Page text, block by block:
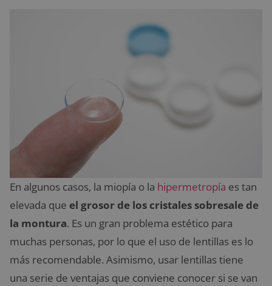
En algunos casos, la miopía o la hipermetropía es tan
elevada que el grosor de los cristales sobresale de
la montura. Es un gran problema estético para
muchas personas, por lo que el uso de lentillas es lo
más recomendable. Asimismo, usar lentillas tiene
una serie de ventajas que conviene conocer si se van